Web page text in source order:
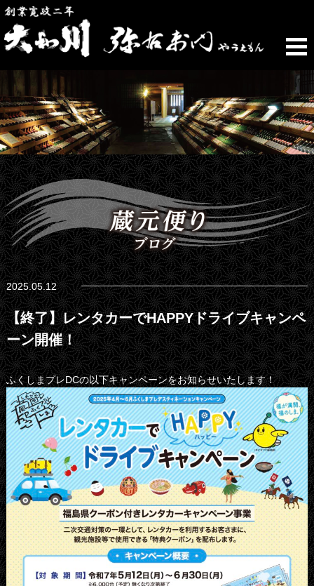
2025.05.12
【終了】レンタカーでHAPPYドライブキャンペ
ーン開催！
ふくしまプレDCの以下キャンペーンをお知らせいたします！